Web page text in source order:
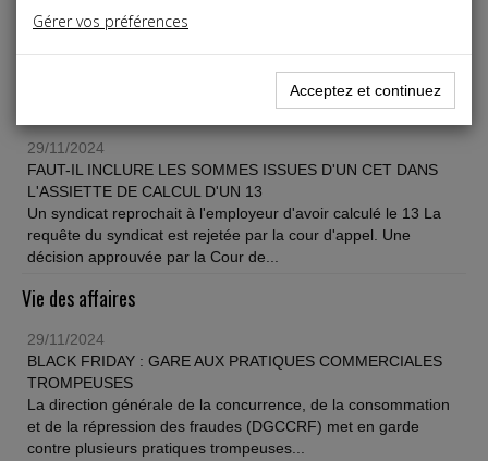
Liste des dernières dépêches
29/11/2024
FAUT-IL INCLURE LES SOMMES ISSUES D'UN CET DANS
L'ASSIETTE DE CALCUL D'UN 13
Un syndicat reprochait à l'employeur d'avoir calculé le 13 La
requête du syndicat est rejetée par la cour d'appel. Une
décision approuvée par la Cour de...
Vie des affaires
29/11/2024
BLACK FRIDAY : GARE AUX PRATIQUES COMMERCIALES
TROMPEUSES
La direction générale de la concurrence, de la consommation
et de la répression des fraudes (DGCCRF) met en garde
contre plusieurs pratiques trompeuses...
Gérer vos préférences
Acceptez et continuez